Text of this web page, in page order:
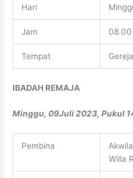
Hari
Jam 08.00
Tempat Gereja
IBADAH REMAJA
Minggu, 09Juli 2023, Pukul
Pembina
Willa